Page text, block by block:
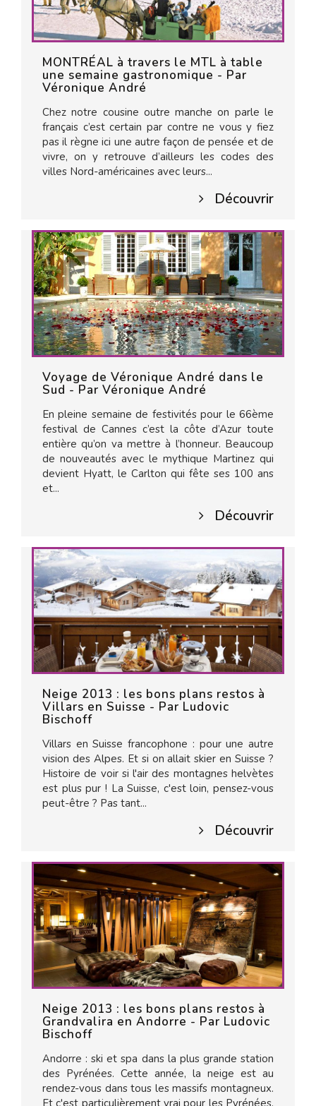
MONTRÉAL à travers le MTL à table
une semaine gastronomique - Par
Véronique André
Chez notre cousine outre manche on parle le
français c’est certain par contre ne vous y fiez
pas il règne ici une autre façon de pensée et de
vivre, on y retrouve d’ailleurs les codes des
villes Nord-américaines avec leurs...
Découvrir
Voyage de Véronique André dans le
Sud - Par Véronique André
En pleine semaine de festivités pour le 66ème
festival de Cannes c’est la côte d’Azur toute
entière qu’on va mettre à l’honneur. Beaucoup
de nouveautés avec le mythique Martinez qui
devient Hyatt, le Carlton qui fête ses 100 ans
et...
Découvrir
Neige 2013 : les bons plans restos à
Villars en Suisse - Par Ludovic
Bischoff
Villars en Suisse francophone : pour une autre
vision des Alpes. Et si on allait skier en Suisse ?
Histoire de voir si l'air des montagnes helvètes
est plus pur ! La Suisse, c'est loin, pensez-vous
peut-être ? Pas tant...
Découvrir
Neige 2013 : les bons plans restos à
Grandvalira en Andorre - Par Ludovic
Bischoff
Andorre : ski et spa dans la plus grande station
des Pyrénées. Cette année, la neige est au
rendez-vous dans tous les massifs montagneux.
Et c'est particulièrement vrai pour les Pyrénées.